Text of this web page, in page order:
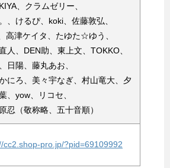
、クラムゼリー、
、けるぴ、koki、佐藤敦弘、
高津ケイタ、たゆた☆ゆう、
人、DEN助、東上文、TOKKO、
日陽、藤丸あお、
にろ、美々宇なぎ、村山竜大、夕
、yow、リコセ、
忍（敬称略、五十音順）
cc2.shop-pro.jp/?pid=69109992